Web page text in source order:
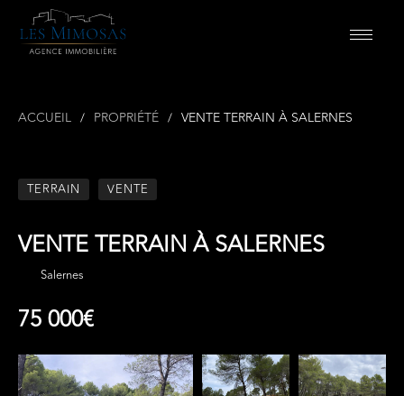
ACCUEIL PROPRIÉTÉ VENTE TERRAIN À SALERNES
TERRAIN VENTE
VENTE TERRAIN À SALERNES
Salernes
75 000€